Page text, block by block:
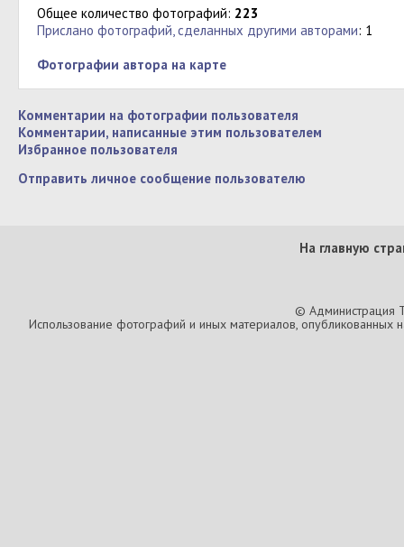
Общее количество фотографий: 223
Прислано фотографий, сделанных другими авторами: 1
Фотографии автора на карте
Комментарии на фотографии пользователя
Комментарии, написанные этим пользователем
Избранное пользователя
Отправить личное сообщение пользователю
На главную
© Администрация
Использование фотографий и иных материалов, опубликованных